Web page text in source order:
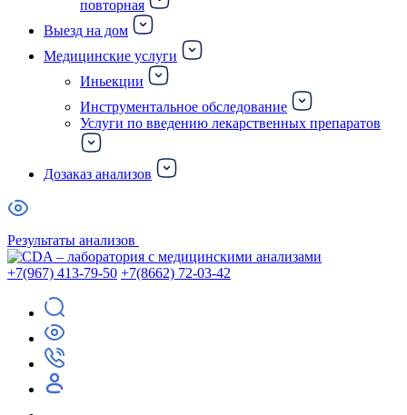
повторная
Выезд на дом
Медицинские услуги
Иньекции
Инструментальное обследование
Услуги по введению лекарственных препаратов
Дозаказ анализов
Результаты анализов
+7(967) 413-79-50 +7(8662) 72-03-42